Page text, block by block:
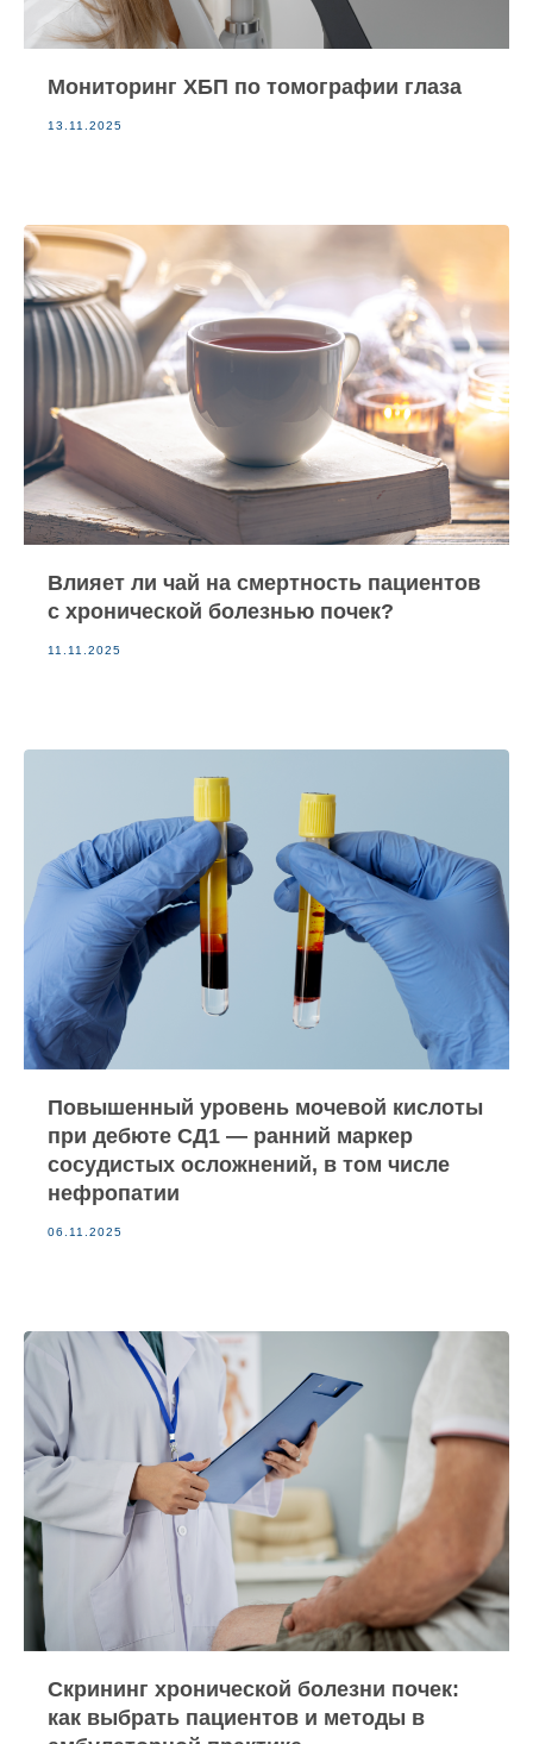
Мониторинг ХБП по томографии глаза
13.11.2025
Влияет ли чай на смертность пациентов
с хронической болезнью почек?
11.11.2025
Повышенный уровень мочевой кислоты
при дебюте СД1 — ранний маркер
сосудистых осложнений, в том числе
нефропатии
06.11.2025
Скрининг хронической болезни почек:
как выбрать пациентов и методы в